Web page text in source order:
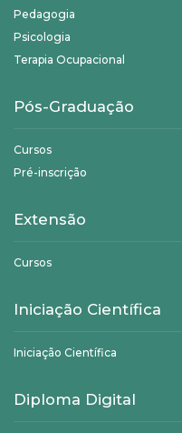
Pedagogia
Psicologia
Terapia Ocupacional
Pós-Graduação
Cursos
Pré-inscrição
Extensão
Cursos
Iniciação Científica
Iniciação Científica
Diploma Digital